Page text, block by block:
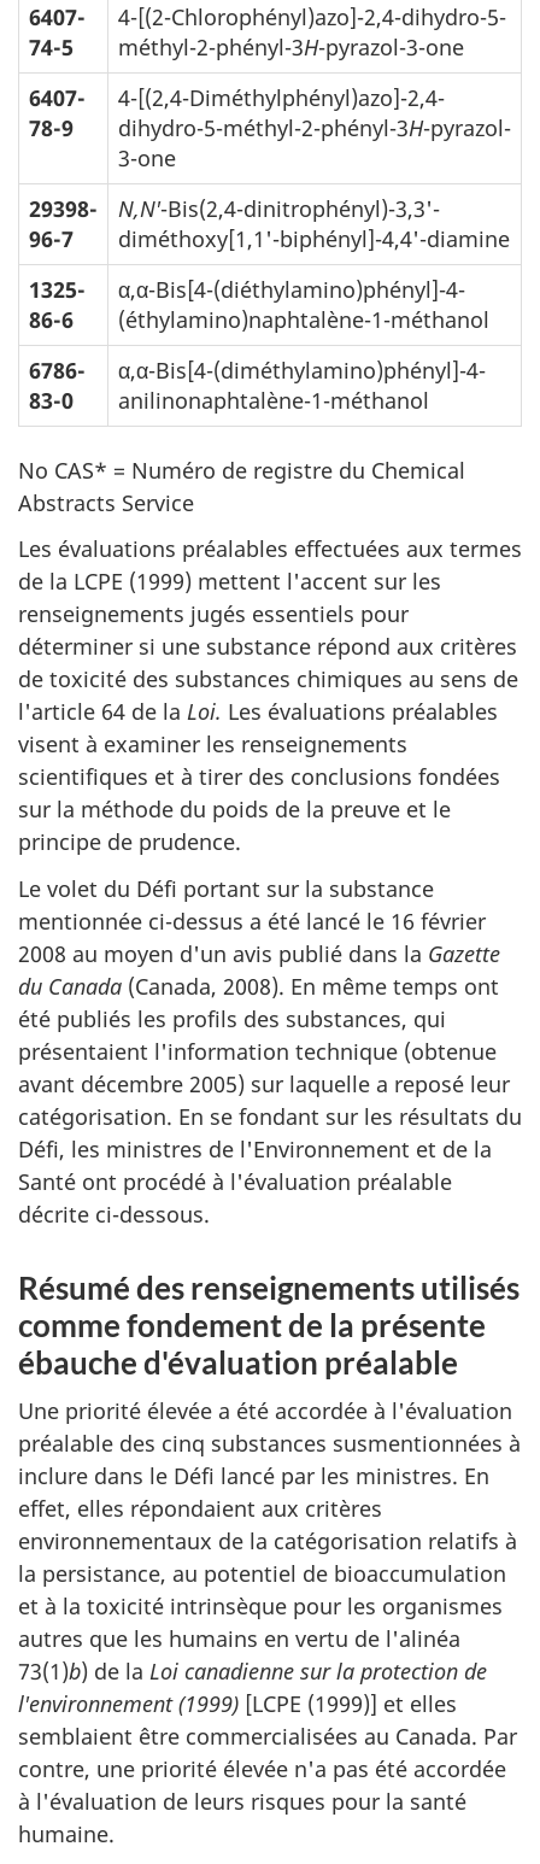
6407-
74-5
4-[(2-Chlorophényl)azo]-2,4-dihydro-5-
méthyl-2-phényl-3H-pyrazol-3-one
6407-
78-9
4-[(2,4-Diméthylphényl)azo]-2,4-
dihydro-5-méthyl-2-phényl-3H-pyrazol-
3-one
29398-
96-7
N,N'-Bis(2,4-dinitrophényl)-3,3'-
diméthoxy[1,1'-biphényl]-4,4'-diamine
1325-
86-6
α,α-Bis[4-(diéthylamino)phényl]-4-
(éthylamino)naphtalène-1-méthanol
6786-
83-0
α,α-Bis[4-(diméthylamino)phényl]-4-
anilinonaphtalène-1-méthanol
No CAS* = Numéro de registre du Chemical
Abstracts Service
Les évaluations préalables effectuées aux termes
de la LCPE (1999) mettent l'accent sur les
renseignements jugés essentiels pour
déterminer si une substance répond aux critères
de toxicité des substances chimiques au sens de
l'article 64 de la Loi. Les évaluations préalables
visent à examiner les renseignements
scientifiques et à tirer des conclusions fondées
sur la méthode du poids de la preuve et le
principe de prudence.
Le volet du Défi portant sur la substance
mentionnée ci-dessus a été lancé le 16 février
2008 au moyen d'un avis publié dans la Gazette
du Canada (Canada, 2008). En même temps ont
été publiés les profils des substances, qui
présentaient l'information technique (obtenue
avant décembre 2005) sur laquelle a reposé leur
catégorisation. En se fondant sur les résultats du
Défi, les ministres de l'Environnement et de la
Santé ont procédé à l'évaluation préalable
décrite ci-dessous.
Résumé des renseignements utilisés
comme fondement de la présente
ébauche d'évaluation préalable
Une priorité élevée a été accordée à l'évaluation
préalable des cinq substances susmentionnées à
inclure dans le Défi lancé par les ministres. En
effet, elles répondaient aux critères
environnementaux de la catégorisation relatifs à
la persistance, au potentiel de bioaccumulation
et à la toxicité intrinsèque pour les organismes
autres que les humains en vertu de l'alinéa
73(1)b) de la Loi canadienne sur la protection de
l'environnement (1999) [LCPE (1999)] et elles
semblaient être commercialisées au Canada. Par
contre, une priorité élevée n'a pas été accordée
à l'évaluation de leurs risques pour la santé
humaine.